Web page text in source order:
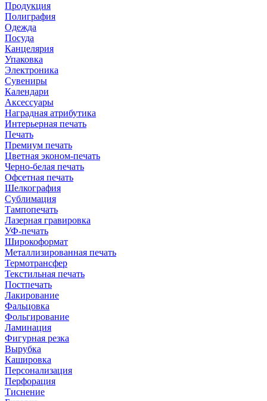
Продукция
Полиграфия
Одежда
Посуда
Канцелярия
Упаковка
Электроника
Сувениры
Календари
Аксессуары
Наградная атрибутика
Интерьерная печать
Печать
Премиум печать
Цветная эконом-печать
Черно-белая печать
Офсетная печать
Шелкография
Сублимация
Тампопечать
Лазерная гравировка
УФ-печать
Широкоформат
Металлизированная печать
Термотрансфер
Текстильная печать
Постпечать
Лакирование
Фальцовка
Фольгирование
Ламинация
Фигурная резка
Вырубка
Кашировка
Персонализация
Перфорация
Тиснение